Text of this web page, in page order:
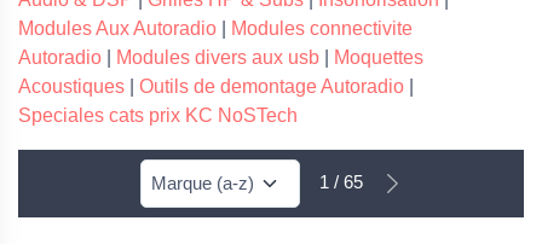
Modules Aux Autoradio
Modules connectivite
Autoradio
Modules divers aux usb
Moquettes
Acoustiques
Outils de demontage Autoradio
Speciales cats prix KC NoSTech
1 / 65